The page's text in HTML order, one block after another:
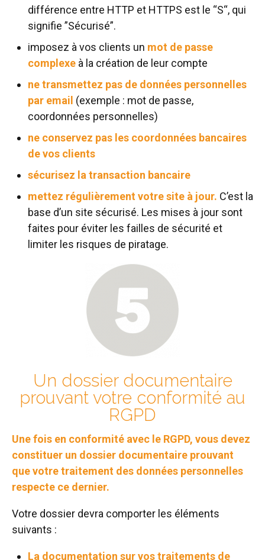
différence entre HTTP et HTTPS est le “S“, qui
signifie ”Sécurisé”.
imposez à vos clients un mot de passe
complexe à la création de leur compte
ne transmettez pas de données personnelles
par email (exemple : mot de passe,
coordonnées personnelles)
ne conservez pas les coordonnées bancaires
de vos clients
sécurisez la transaction bancaire
mettez régulièrement votre site à jour. C’est la
base d’un site sécurisé. Les mises à jour sont
faites pour éviter les failles de sécurité et
limiter les risques de piratage.
Un dossier documentaire
prouvant votre conformité au
RGPD
Une fois en conformité avec le RGPD, vous devez
constituer un dossier documentaire prouvant
que votre traitement des données personnelles
respecte ce dernier.
Votre dossier devra comporter les éléments
suivants :
La documentation sur vos traitements de